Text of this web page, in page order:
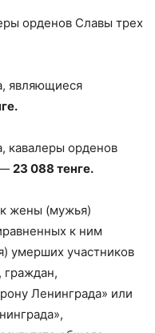
орденов Славы трех
являющиеся
кавалеры орденов
— 23 088 тенге.
жены (мужья)
к ним
умерших участников
граждан,
Ленинграда» или